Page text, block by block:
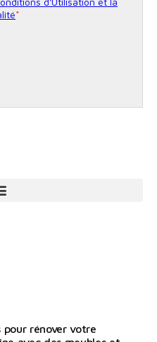
pour rénover votre